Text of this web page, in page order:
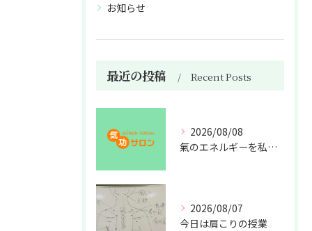
お知らせ
最近の投稿 Recent Posts
2026/08/08
氣のエネルギーを私利私欲のために使うな
2026/08/07
今日は肩こりの授業